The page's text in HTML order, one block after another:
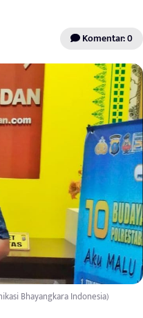
Komentar: 0
Bhayangkara Indonesia)